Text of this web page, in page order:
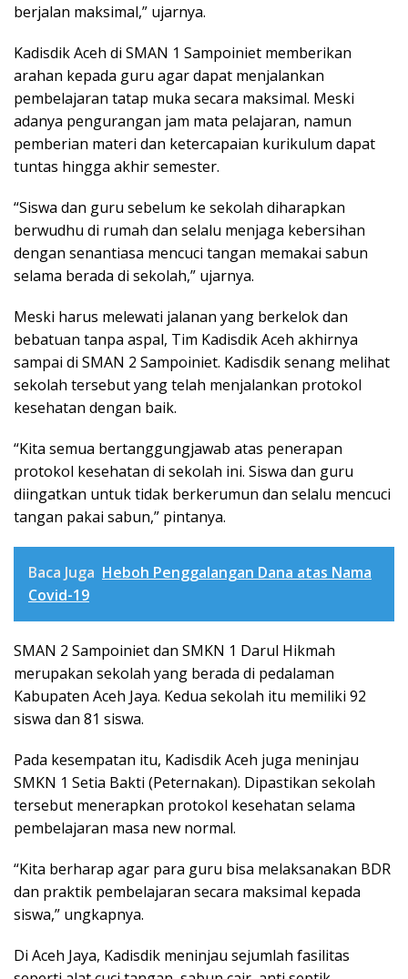
berjalan maksimal,” ujarnya.
Kadisdik Aceh di SMAN 1 Sampoiniet memberikan
arahan kepada guru agar dapat menjalankan
pembelajaran tatap muka secara maksimal. Meski
adanya pengurangan jam mata pelajaran, namun
pemberian materi dan ketercapaian kurikulum dapat
tuntas hingga akhir semester.
“Siswa dan guru sebelum ke sekolah diharapkan
berwudhu di rumah dan selalu menjaga kebersihan
dengan senantiasa mencuci tangan memakai sabun
selama berada di sekolah,” ujarnya.
Meski harus melewati jalanan yang berkelok dan
bebatuan tanpa aspal, Tim Kadisdik Aceh akhirnya
sampai di SMAN 2 Sampoiniet. Kadisdik senang melihat
sekolah tersebut yang telah menjalankan protokol
kesehatan dengan baik.
“Kita semua bertanggungjawab atas penerapan
protokol kesehatan di sekolah ini. Siswa dan guru
diingatkan untuk tidak berkerumun dan selalu mencuci
tangan pakai sabun,” pintanya.
Baca Juga Heboh Penggalangan Dana atas Nama
Covid-19
SMAN 2 Sampoiniet dan SMKN 1 Darul Hikmah
merupakan sekolah yang berada di pedalaman
Kabupaten Aceh Jaya. Kedua sekolah itu memiliki 92
siswa dan 81 siswa.
Pada kesempatan itu, Kadisdik Aceh juga meninjau
SMKN 1 Setia Bakti (Peternakan). Dipastikan sekolah
tersebut menerapkan protokol kesehatan selama
pembelajaran masa new normal.
“Kita berharap agar para guru bisa melaksanakan BDR
dan praktik pembelajaran secara maksimal kepada
siswa,” ungkapnya.
Di Aceh Jaya, Kadisdik meninjau sejumlah fasilitas